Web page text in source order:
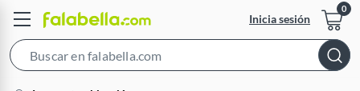
Inicia sesión
Bar